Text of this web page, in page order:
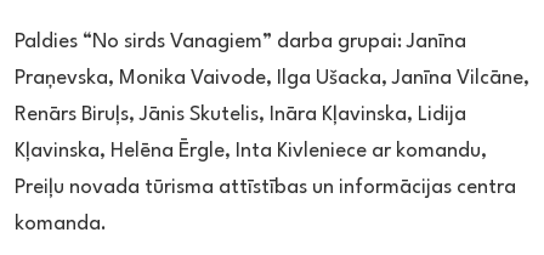
Paldies “No sirds Vanagiem” darba grupai: Janīna
Praņevska, Monika Vaivode, Ilga Ušacka, Janīna Vilcāne,
Renārs Biruļs, Jānis Skutelis, Ināra Kļavinska, Lidija
Kļavinska, Helēna Ērgle, Inta Kivleniece ar komandu,
Preiļu novada tūrisma attīstības un informācijas centra
komanda.